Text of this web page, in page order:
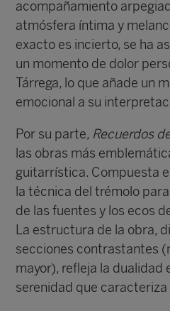
acompañamiento
atmósfera íntima y
exacto es incierto, se ha
un momento de dolor
Tárrega, lo que añade un
emocional a su
Por su parte, Recuerdos
las obras más
guitarrística. Compuesta
la técnica del trémolo
de las fuentes y los ecos
La estructura de la obra,
secciones contrastantes
mayor), refleja la dualidad
serenidad que caracteriza